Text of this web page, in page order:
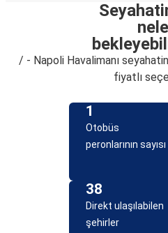
/ - Napoli Havalimanı
fiyatlı
1
Otobüs
peronlarının sayısı
38
Direkt ulaşılabilen
şehirler